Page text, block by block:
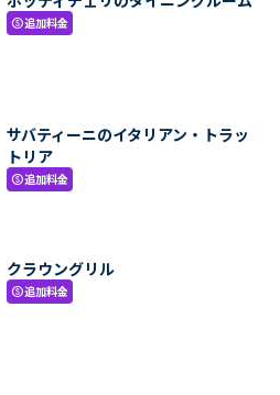
paid追加料金
サバティーニのイタリアン・トラッ
トリア
paid追加料金
クラウングリル
paid追加料金